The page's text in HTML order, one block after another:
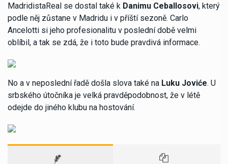
MadridistaReal se dostal také k Danimu Ceballosovi, který
podle něj zůstane v Madridu i v příští sezoně. Carlo
Ancelotti si jeho profesionalitu v poslední době velmi
oblíbil, a tak se zdá, že i toto bude pravdivá informace.
No a v neposlední řadě došla slova také na Luku Joviće. U
srbského útočníka je velká pravděpodobnost, že v létě
odejde do jiného klubu na hostování.